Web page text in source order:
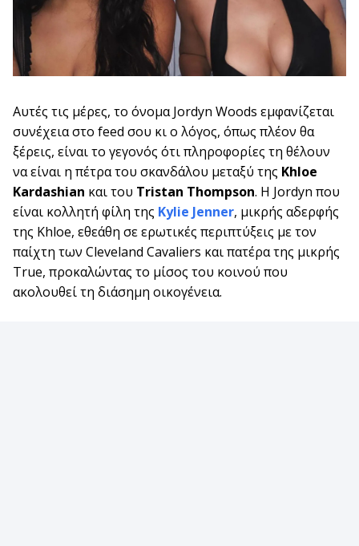
Αυτές τις μέρες, το όνομα Jordyn Woods εμφανίζεται
συνέχεια στο feed σου κι ο λόγος, όπως πλέον θα
ξέρεις, είναι το γεγονός ότι πληροφορίες τη θέλουν
να είναι η πέτρα του σκανδάλου μεταξύ της Khloe
Kardashian και του Tristan Thompson. Η Jordyn που
είναι κολλητή φίλη της Kylie Jenner, μικρής αδερφής
της Khloe, εθεάθη σε ερωτικές περιπτύξεις με τον
παίχτη των Cleveland Cavaliers και πατέρα της μικρής
True, προκαλώντας το μίσος του κοινού που
ακολουθεί τη διάσημη οικογένεια.